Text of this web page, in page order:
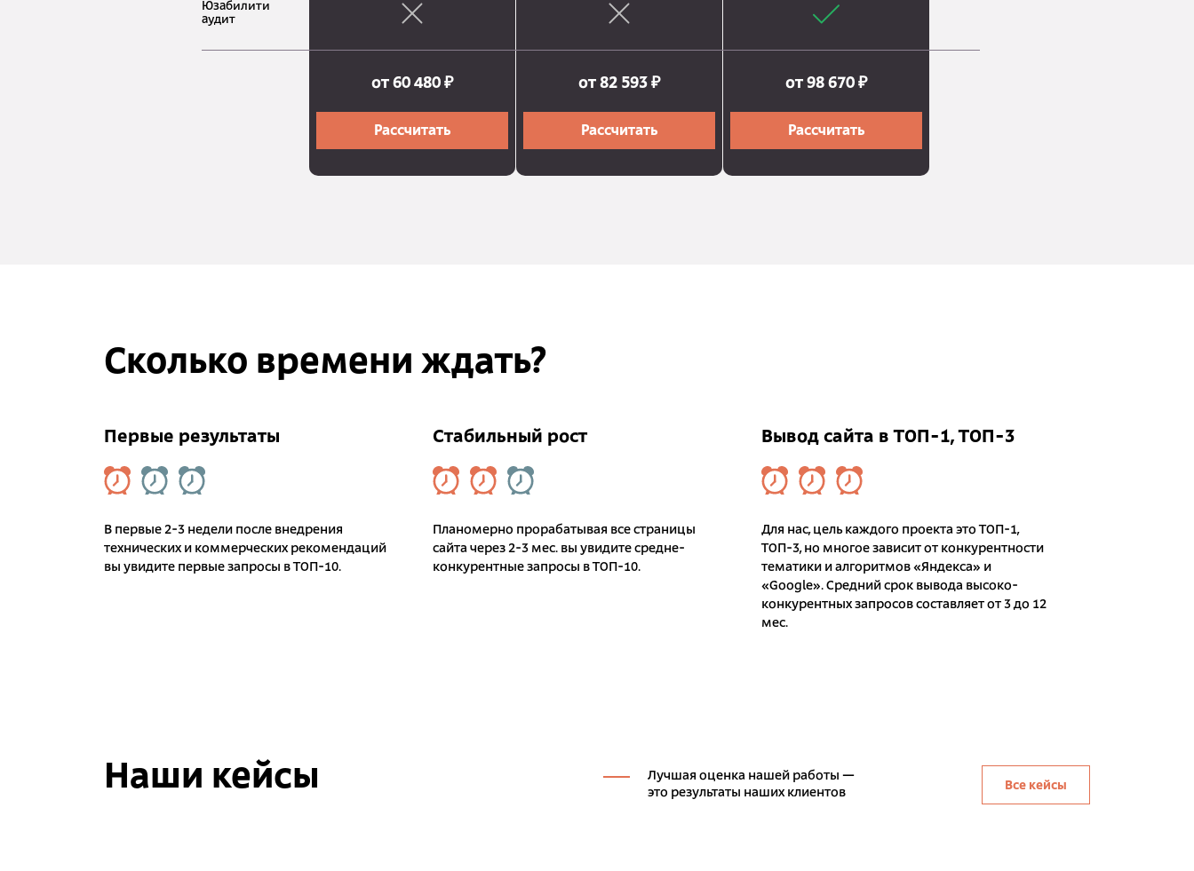
Юзабилити
аудит
от 60 480 ₽
Рассчитать
от 82 593 ₽
Рассчитать
от 98 670 ₽
Рассчитать
Сколько времени ждать?
Первые результаты
В первые 2-3 недели после внедрения
технических и коммерческих рекомендаций
вы увидите первые запросы в ТОП-10.
Стабильный рост
Планомерно прорабатывая все страницы
сайта через 2-3 мес. вы увидите средне-
конкурентные запросы в ТОП-10.
Вывод сайта в ТОП-1, ТОП-3
Для нас, цель каждого проекта это ТОП-1,
ТОП-3, но многое зависит от конкурентности
тематики и алгоритмов «Яндекса» и
«Google». Средний срок вывода высоко-
конкурентных запросов составляет от 3 до 12
мес.
Наши кейсы
Лучшая оценка нашей работы —
это результаты наших клиентов
Все кейсы